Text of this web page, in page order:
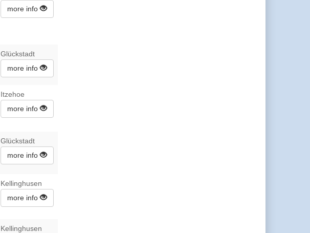
more info
Glückstadt
more info
Itzehoe
more info
Glückstadt
more info
Kellinghusen
more info
Kellinghusen